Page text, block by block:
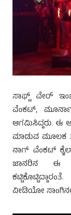
ಸಾಫ್ಟ್ ವೇರ್
ವೆಂಕಟ್,
ಆಗಮಿಸಿದ್ದರು. ಈ
ಮಾಡುವ ಮೂಲಕ
ನಾಗ್ ವೆಂಕಟ್
ಜಾನರಿನ ಈ
ವೀಡಿಯೋ